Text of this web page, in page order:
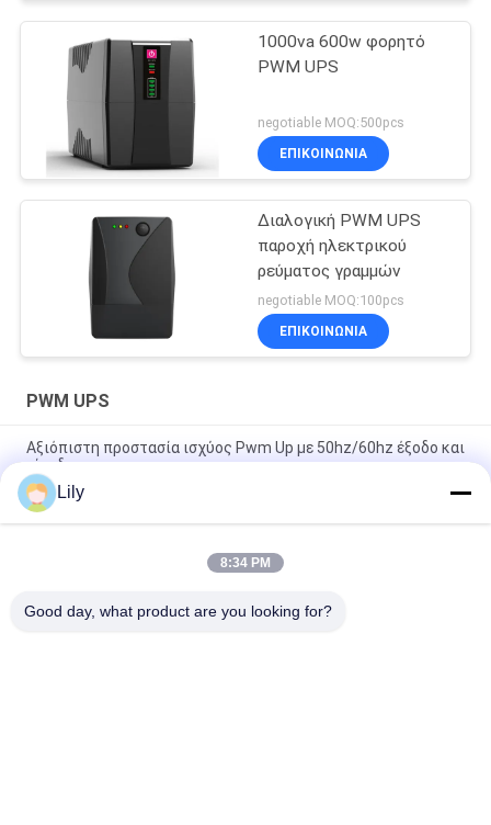
1000va 600w φορητό
PWM UPS
negotiable MOQ:500pcs
ΕΠΙΚΟΙΝΩΝΙΑ
Διαλογική PWM UPS
παροχή ηλεκτρικού
ρεύματος γραμμών
negotiable MOQ:100pcs
ΕΠΙΚΟΙΝΩΝΙΑ
PWM UPS
Αξιόπιστη προστασία ισχύος Pwm Up με 50hz/60hz έξοδο και
είσοδο
1000VA 600W Τροποποιημένη γραμμή κύματος sinus
Διαδραστική UPS, UPS για υπολογιστές
Γραμμή-διαλογικό UPS 400-2000va (πλαστικό) 3000va
Lily
8:34 PM
Good day, what product are you looking for?